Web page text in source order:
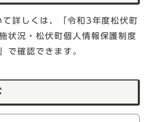
詳しくは、「令和3年度松伏町
状況・松伏町個人情報保護制度
で確認できます。